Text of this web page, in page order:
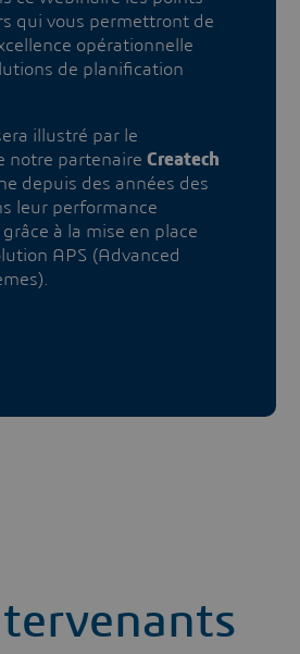
qui vous permettront de
opérationnelle
de planification
illustré par le
notre partenaire Createch
depuis des années des
leur performance
à la mise en place
APS (Advanced